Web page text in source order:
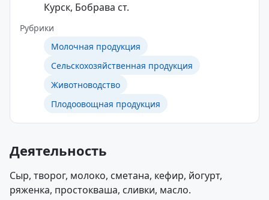
Курск, Бобрава ст.
Рубрики
Молочная продукция
Сельскохозяйственная продукция
Животноводство
Плодоовощная продукция
Деятельность
Сыр, творог, молоко, сметана, кефир, йогурт,
ряженка, простокваша, сливки, масло.